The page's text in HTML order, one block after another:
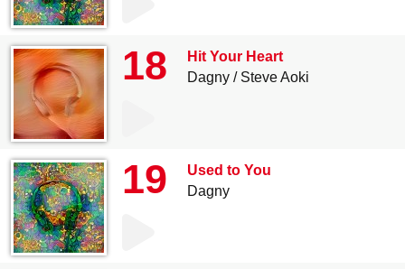
18
Hit Your Heart
Dagny
Steve Aoki
19
Used to You
Dagny